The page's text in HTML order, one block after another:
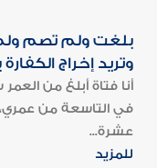
بلغت ولم تصم
وتريد إخراج
أنا فتاة أبلغ من
في التاسعة من
عشرة...
للمزيد